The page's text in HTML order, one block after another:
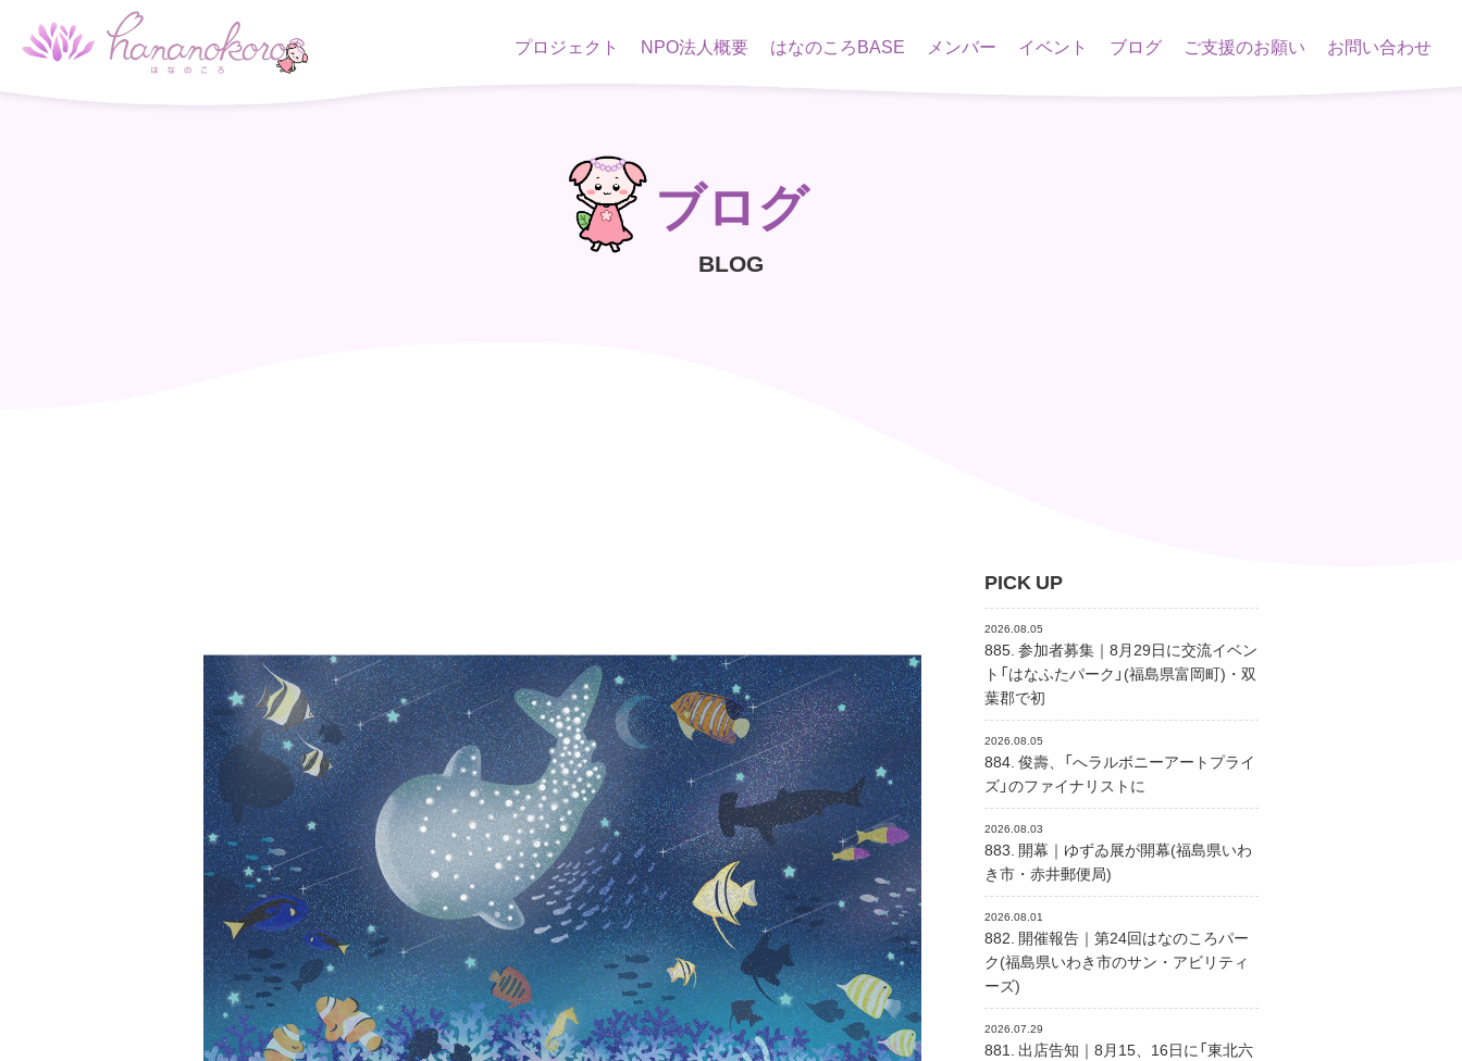
プロジェクト NPO法人概要 はなのころBASE メンバー イベント ブログ ご支援のお願い お問い合わせ
ブログ
BLOG
PICK UP
2026.08.05
885. 参加者募集｜8月29日に交流イベン
ト「はなふたパーク」(福島県富岡町)・双
葉郡で初
2026.08.05
884. 俊壽、「へラルボニーアートプライ
ズ」のファイナリストに
2026.08.03
883. 開幕｜ゆずゐ展が開幕(福島県いわ
き市・赤井郵便局)
2026.08.01
882. 開催報告｜第24回はなのころパー
ク(福島県いわき市のサン・アビリティ
ーズ)
2026.07.29
881. 出店告知｜8月15、16日に「東北六